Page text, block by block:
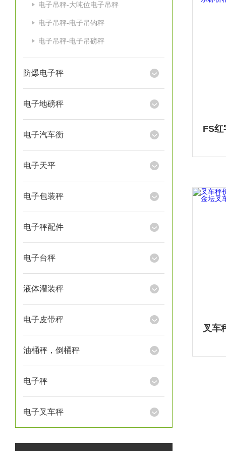
电子吊秤-大吨位电子吊秤
电子吊秤-电子吊钩秤
电子吊秤-电子吊磅秤
防爆电子秤
电子地磅秤
电子汽车衡
电子天平
电子包装秤
电子秤配件
电子台秤
液体灌装秤
电子皮带秤
油桶秤，倒桶秤
电子秤
电子叉车秤